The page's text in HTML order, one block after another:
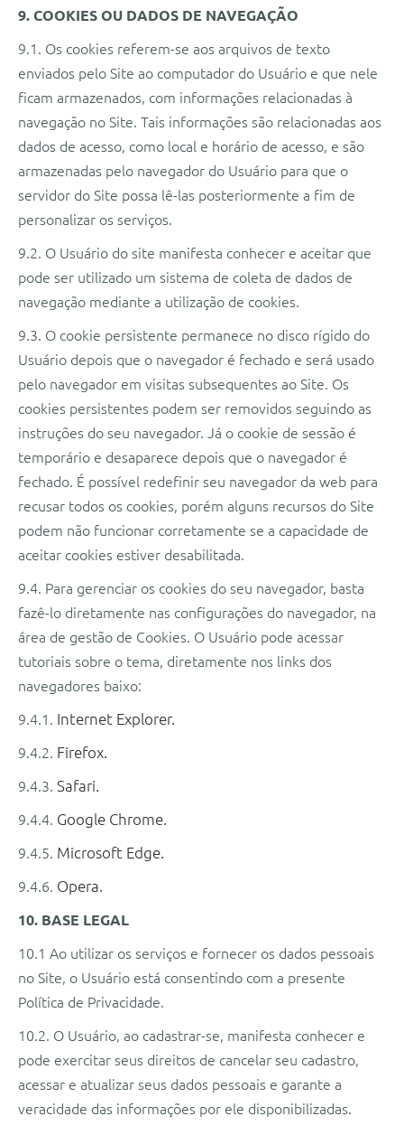
9. COOKIES OU DADOS DE NAVEGAÇÃO
9.1. Os cookies referem-se aos arquivos de texto
enviados pelo Site ao computador do Usuário e que nele
ficam armazenados, com informações relacionadas à
navegação no Site. Tais informações são relacionadas aos
dados de acesso, como local e horário de acesso, e são
armazenadas pelo navegador do Usuário para que o
servidor do Site possa lê-las posteriormente a fim de
personalizar os serviços.
9.2. O Usuário do site manifesta conhecer e aceitar que
pode ser utilizado um sistema de coleta de dados de
navegação mediante a utilização de cookies.
9.3. O cookie persistente permanece no disco rígido do
Usuário depois que o navegador é fechado e será usado
pelo navegador em visitas subsequentes ao Site. Os
cookies persistentes podem ser removidos seguindo as
instruções do seu navegador. Já o cookie de sessão é
temporário e desaparece depois que o navegador é
fechado. É possível redefinir seu navegador da web para
recusar todos os cookies, porém alguns recursos do Site
podem não funcionar corretamente se a capacidade de
aceitar cookies estiver desabilitada.
9.4. Para gerenciar os cookies do seu navegador, basta
fazê-lo diretamente nas configurações do navegador, na
área de gestão de Cookies. O Usuário pode acessar
tutoriais sobre o tema, diretamente nos links dos
navegadores baixo:
9.4.1. Internet Explorer.
9.4.2. Firefox.
9.4.3. Safari.
9.4.4. Google Chrome.
9.4.5. Microsoft Edge.
9.4.6. Opera.
10. BASE LEGAL
10.1 Ao utilizar os serviços e fornecer os dados pessoais
no Site, o Usuário está consentindo com a presente
Política de Privacidade.
10.2. O Usuário, ao cadastrar-se, manifesta conhecer e
pode exercitar seus direitos de cancelar seu cadastro,
acessar e atualizar seus dados pessoais e garante a
veracidade das informações por ele disponibilizadas.